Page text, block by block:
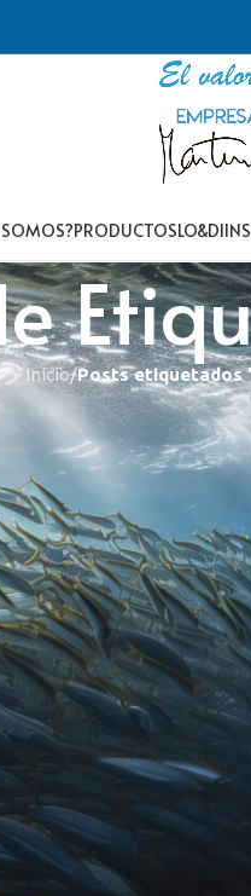
SOMOS?PRODUCTOSLO&DI
Inicio/Posts etiquetados